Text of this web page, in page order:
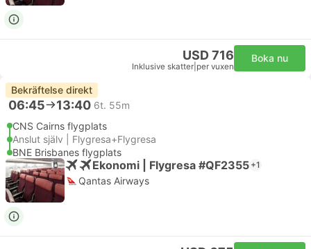
USD 716
Inklusive skatter per vuxen
Boka nu
Bekräftelse direkt
06:45 13:40 6t. 55m
CNS Cairns flygplats
Anslut själv | Flygresa+Flygresa
BNE Brisbanes flygplats
Ekonomi | Flygresa #QF2355 +1
Qantas Airways